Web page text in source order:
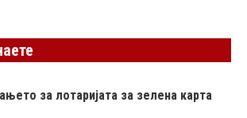
за лотаријата за зелена карта